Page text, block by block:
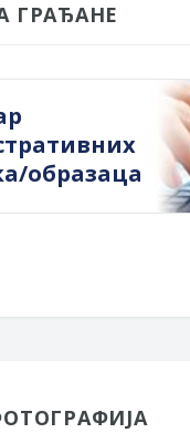
ГРАЂАНЕ
образаца